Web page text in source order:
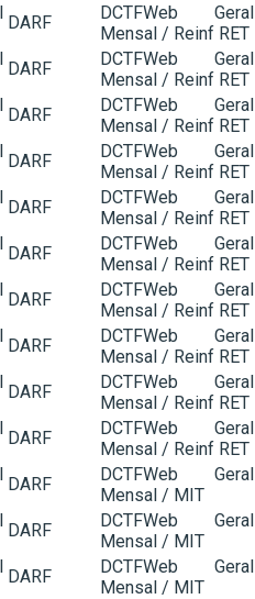
DARF
DCTFWeb Geral
Mensal / Reinf RET
DARF
DCTFWeb Geral
Mensal / Reinf RET
DARF
DCTFWeb Geral
Mensal / Reinf RET
DARF
DCTFWeb Geral
Mensal / Reinf RET
DARF
DCTFWeb Geral
Mensal / Reinf RET
DARF
DCTFWeb Geral
Mensal / Reinf RET
DARF
DCTFWeb Geral
Mensal / Reinf RET
DARF
DCTFWeb Geral
Mensal / Reinf RET
DARF
DCTFWeb Geral
Mensal / Reinf RET
DARF
DCTFWeb Geral
Mensal / Reinf RET
DARF
DCTFWeb Geral
Mensal / MIT
DARF
DCTFWeb Geral
Mensal / MIT
DARF
DCTFWeb Geral
Mensal / MIT